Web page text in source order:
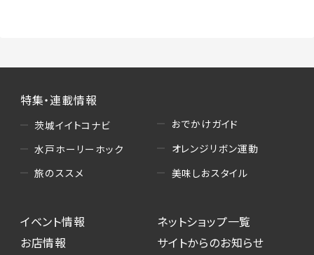
特集・連載情報
茨城イイトコナビ
水戸ホーリーホック
旅のススメ
おでかけガイド
オレンジリボン運動
美味しおスタイル
イベント情報
お店情報
ネットショップ一覧
サイトからのお知らせ